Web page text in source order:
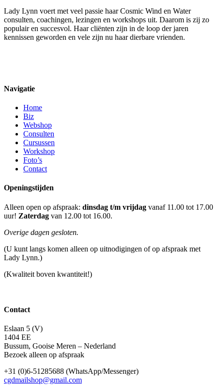
Lady Lynn voert met veel passie haar Cosmic Wind en Water
consulten, coachingen, lezingen en workshops uit. Daarom is zij zo
populair en succesvol. Haar cliënten zijn in de loop der jaren
kennissen geworden en vele zijn nu haar dierbare vrienden.
Navigatie
Home
Biz
Webshop
Consulten
Cursussen
Workshop
Foto’s
Contact
Openingstijden
Alleen open op afspraak: dinsdag t/m vrijdag vanaf 11.00 tot 17.00
uur! Zaterdag van 12.00 tot 16.00.
Overige dagen gesloten.
(U kunt langs komen alleen op uitnodigingen of op afspraak met
Lady Lynn.)
(Kwaliteit boven kwantiteit!)
Contact
Eslaan 5 (V)
1404 EE
Bussum, Gooise Meren – Nederland
Bezoek alleen op afspraak
+31 (0)6-51285688 (WhatsApp/Messenger)
cgdmailshop@gmail.com